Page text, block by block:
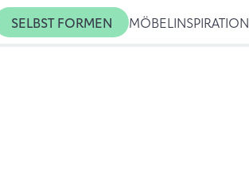
SELBST FORMEN MÖBEL INSPIRATION